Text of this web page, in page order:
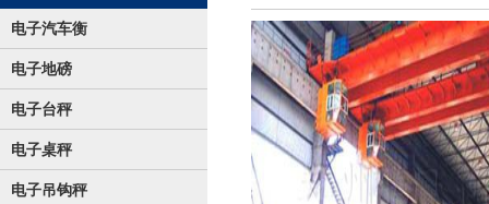
电子汽车衡
电子地磅
电子台秤
电子桌秤
电子吊钩秤